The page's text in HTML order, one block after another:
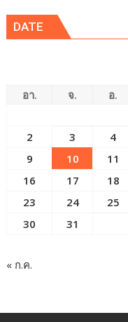
DATE
อา. จ. อ.
2
3 4
9
10 11
16
17 18
23
24 25
30
31
« ก.ค.